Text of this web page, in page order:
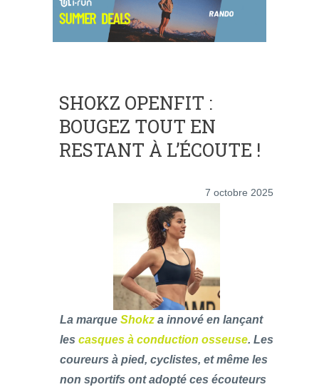
SHOKZ OPENFIT :
BOUGEZ TOUT EN
RESTANT À L’ÉCOUTE !
7 octobre 2025
La marque Shokz a innové en lançant
les casques à conduction osseuse. Les
coureurs à pied, cyclistes, et même les
non sportifs ont adopté ces écouteurs